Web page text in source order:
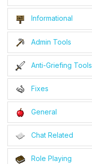
Informational
Admin Tools
Anti-Griefing Tools
Fixes
General
Chat Related
Role Playing